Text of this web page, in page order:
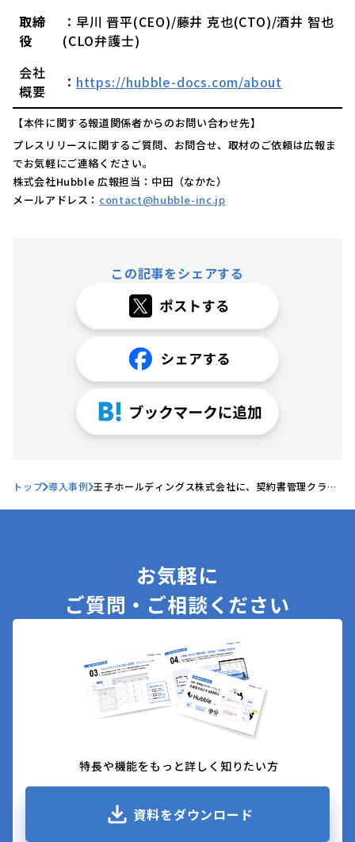
取締
役
：早川 晋平(CEO)/藤井 克也(CTO)/酒井 智也
(CLO弁護士)
会社
概要
： https://hubble-docs.com/about
【本件に関する報道関係者からのお問い合わせ先】
プレスリリースに関するご質問、お問合せ、取材のご依頼は広報ま
でお気軽にご連絡ください。
株式会社Hubble 広報担当：中田（なかた）
メールアドレス： contact@hubble-inc.jp
この記事をシェアする
トップ 導入事例 王子ホールディングス株式会社に、契約書管理クラウ
お気軽に
ご質問・ご相談ください
特長や機能をもっと詳しく知りたい方
資料をダウンロード